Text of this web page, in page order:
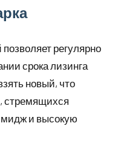
регулярно
срока лизинга
новый, что
стремящихся
и высокую